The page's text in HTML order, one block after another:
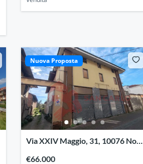
Nuova Proposta
Via XXIV Maggio, 31, 10076 Nole
€66.000